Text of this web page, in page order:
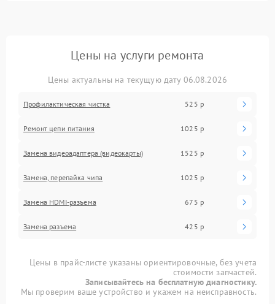
Цены на услуги ремонта
Цены актуальны на текущую дату 06.08.2026
Профилактическая чистка 525 р
Ремонт цепи питания 1025 р
Замена видеоадаптера (видеокарты) 1525 р
Замена, перепайка чипа 1025 р
Замена HDMI-разъема 675 р
Замена разъема 425 р
Цены в прайс-листе указаны ориентировочные, без учета
стоимости запчастей.
Записывайтесь на бесплатную диагностику.
Мы проверим ваше устройство и укажем на неисправность.